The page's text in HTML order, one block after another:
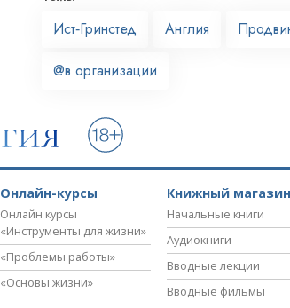
Ист‑Гринстед
Англия
@в организации
Онлайн-курсы
Онлайн курсы
«Инструменты для жизни»
«Проблемы работы»
«Основы жизни»
Книжный магазин
Начальные книги
Аудиокниги
Вводные лекции
Вводные фильмы